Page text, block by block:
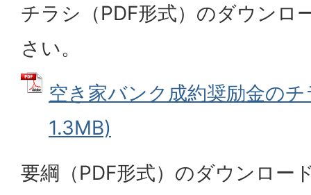
チラシ（PDF形式）のダウンロ
さい。
空き家バンク成約奨励金の
1.3MB)
要綱（PDF形式）のダウンロー